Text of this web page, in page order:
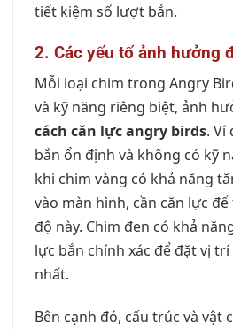
tiết kiệm số lượt bắn.
2. Các yếu tố ảnh hưởng
Mỗi loại chim trong Angry
và kỹ năng riêng biệt, ảnh
cách căn lực angry birds. Ví
bắn ổn định và không có kỹ
khi chim vàng có khả năng
vào màn hình, cần căn lực
độ này. Chim đen có khả
lực bắn chính xác để đặt vị
nhất.
Bên cạnh đó, cấu trúc và vật